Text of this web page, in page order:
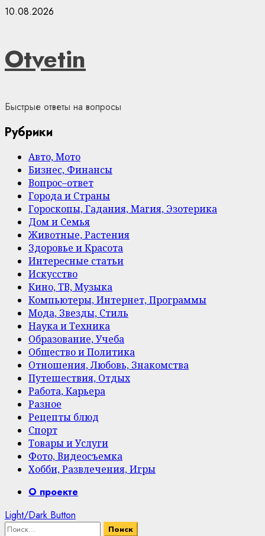
Skip
10.08.2026
Otvetin
Быстрые ответы на вопросы
Рубрики
Авто, Мото
Бизнес, Финансы
Вопрос–ответ
Города и Страны
Гороскопы, Гадания, Магия, Эзотерика
Дом и Семья
Животные, Растения
Здоровье и Красота
Интересные статьи
Искусство
Кино, ТВ, Музыка
Компьютеры, Интернет, Программы
Мода, Звезды, Стиль
Наука и Техника
Образование, Учеба
Общество и Политика
Отношения, Любовь, Знакомства
Путешествия, Отдых
Работа, Карьера
Разное
Рецепты блюд
Спорт
Товары и Услуги
Фото, Видеосъемка
Хобби, Развлечения, Игры
PrimaryО проекте
Light/Dark Button
Найти: